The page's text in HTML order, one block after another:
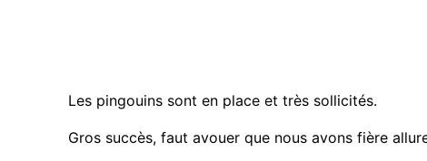
Les pingouins sont en place et très sollicités.
Gros succès, faut avouer que nous avons fière